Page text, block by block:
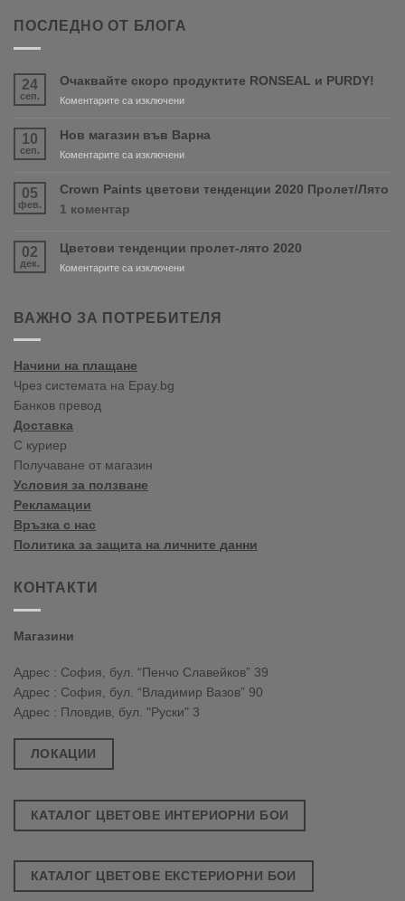
ПОСЛЕДНО ОТ БЛОГА
24
сеп.
Очаквайте скоро продуктите RONSEAL и PURDY!
Коментарите са изключениза
продуктите
RONSEAL
PURDY!
10
сеп.
Нов магазин във Варна
Коментарите са изключениза
05
фев.
Crown Paints цветови тенденции 2020 Пролет/Лято
1 коментар
цветови
тенденции
Лято
02
дек.
Цветови тенденции пролет-лято 2020
Коментарите са изключениза
пролет-
ВАЖНО ЗА ПОТРЕБИТЕЛЯ
Начини на плащане
Чрез системата на Epay.bg
Банков превод
Доставка
С куриер
Получаване от магазин
Условия за ползване
Рекламации
Връзка с нас
Политика за защита на личните данни
КОНТАКТИ
Магазини
Адрес : София, бул. “Пенчо Славейков” 39
Адрес : София, бул. “Владимир Вазов” 90
Адрес : Пловдив, бул. "Руски" 3
ЛОКАЦИИ
КАТАЛОГ ЦВЕТОВЕ ИНТЕРИОРНИ БОИ
КАТАЛОГ ЦВЕТОВЕ ЕКСТЕРИОРНИ БОИ